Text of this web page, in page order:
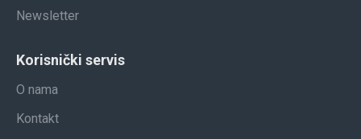
Newsletter
Korisnički servis
O nama
Kontakt